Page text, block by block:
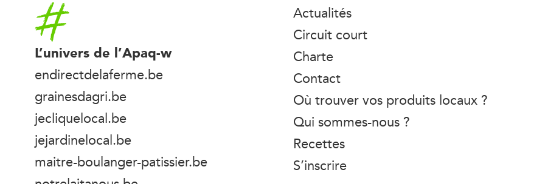
Accueil
L’univers de l’Apaq-w
endirectdelaferme.be
grainesdagri.be
jecliquelocal.be
jejardinelocal.be
maitre-boulanger-patissier.be
Actualités
Circuit court
Charte
Contact
Où trouver vos produits locaux ?
Qui sommes-nous ?
Recettes
S’inscrire